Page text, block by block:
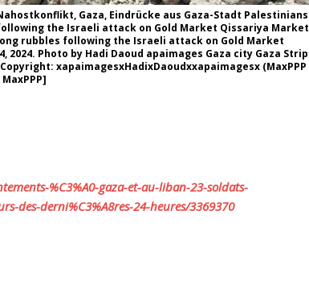
Gaza, Eindrücke aus Gaza-Stadt Palestinians
the Israeli attack on Gold Market Qissariya Market
rubbles following the Israeli attack on Gold Market
2024. Photo by Hadi Daoud apaimages Gaza city Gaza Strip
xapaimagesxHadixDaoudxxapaimagesx (MaxPPP
%C3%A0-gaza-et-au-liban-23-soldats-
des-derni%C3%A8res-24-heures/3369370